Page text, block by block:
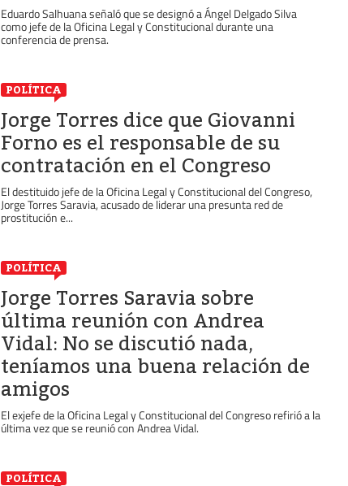
Eduardo Salhuana señaló que se designó a Ángel Delgado Silva
como jefe de la Oficina Legal y Constitucional durante una
conferencia de prensa.
POLÍTICA
Jorge Torres dice que Giovanni
Forno es el responsable de su
contratación en el Congreso
El destituido jefe de la Oficina Legal y Constitucional del Congreso,
Jorge Torres Saravia, acusado de liderar una presunta red de
prostitución e...
POLÍTICA
Jorge Torres Saravia sobre
última reunión con Andrea
Vidal: No se discutió nada,
teníamos una buena relación de
amigos
El exjefe de la Oficina Legal y Constitucional del Congreso refirió a la
última vez que se reunió con Andrea Vidal.
POLÍTICA